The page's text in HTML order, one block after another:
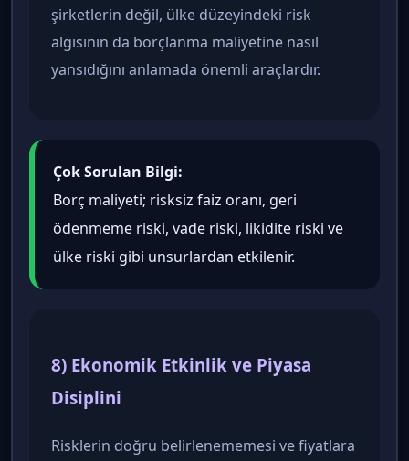
şirketlerin değil, ülke düzeyindeki risk
algısının da borçlanma maliyetine nasıl
yansıdığını anlamada önemli araçlardır.
Çok Sorulan Bilgi:
Borç maliyeti; risksiz faiz oranı, geri
ödenmeme riski, vade riski, likidite riski ve
ülke riski gibi unsurlardan etkilenir.
8) Ekonomik Etkinlik ve Piyasa
Disiplini
Risklerin doğru belirlenememesi ve fiyatlara